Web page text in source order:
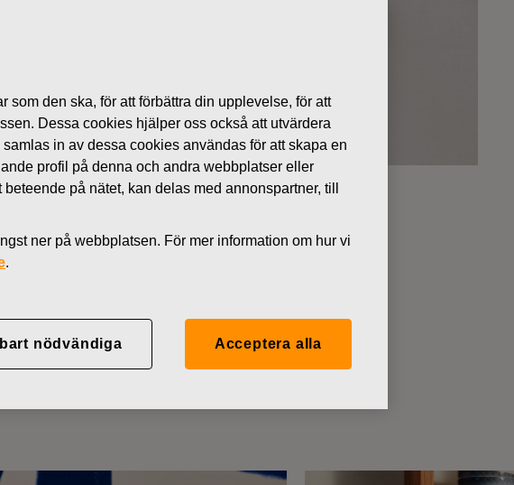
med högsta möjliga
nytänk.
som den ska, för att förbättra din upplevelse, för att
Dessa cookies hjälper oss också att utvärdera
in av dessa cookies användas för att skapa en
profil på denna och andra webbplatser eller
på nätet, kan delas med annonspartner, till
ner på webbplatsen. För mer information om hur vi
.
nödvändiga Acceptera alla